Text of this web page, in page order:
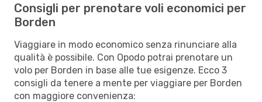
Consigli per prenotare voli economici per
Borden
Viaggiare in modo economico senza rinunciare alla
qualità è possibile. Con Opodo potrai prenotare un
volo per Borden in base alle tue esigenze. Ecco 3
consigli da tenere a mente per viaggiare per Borden
con maggiore convenienza: